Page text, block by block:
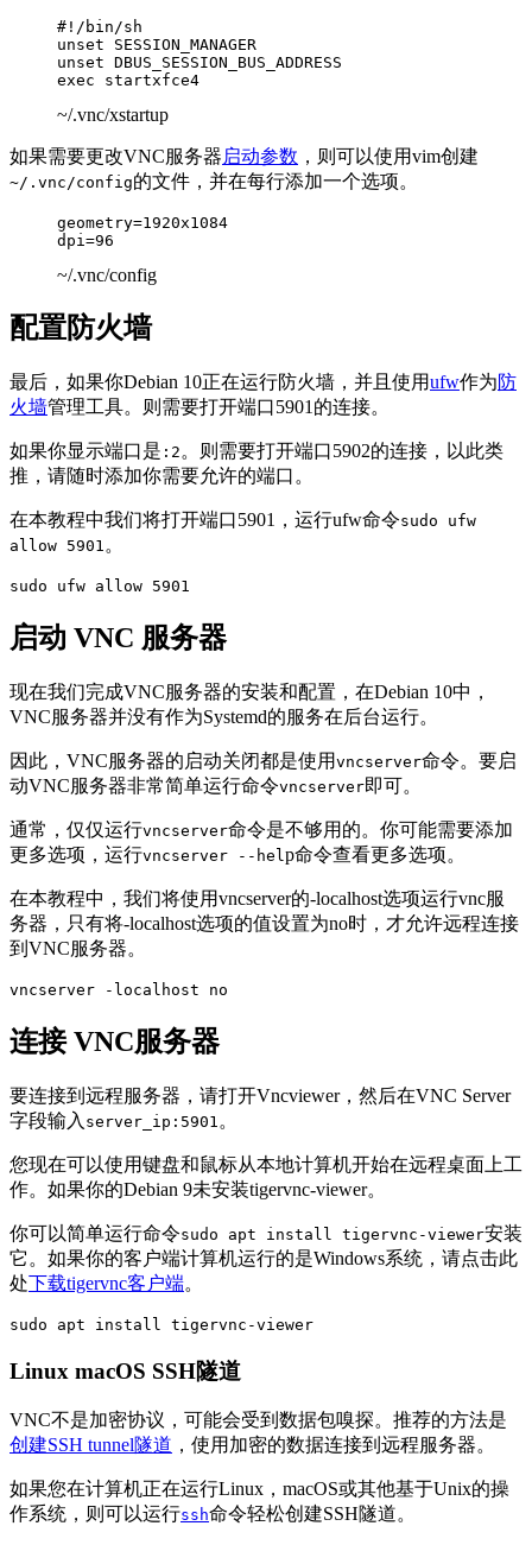
#!/bin/sh
unset SESSION_MANAGER
unset DBUS_SESSION_BUS_ADDRESS
exec startxfce4
~/.vnc/xstartup
如果需要更改VNC服务器 启动参数 ，则可以使用vim创建
~/.vnc/config的文件，并在每行添加一个选项。
geometry=1920x1084
dpi=96
~/.vnc/config
配置防火墙
最后，如果你Debian 10正在运行防火墙，并且使用ufw作为防
火墙管理工具。则需要打开端口5901的连接。
如果你显示端口是 :2 。则需要打开端口5902的连接，以此类
推，请随时添加你需要允许的端口。
在本教程中我们将打开端口5901，运行ufw命令sudo ufw
allow 5901 。
启动 VNC 服务器
现在我们完成VNC服务器的安装和配置，在Debian 10中，
VNC服务器并没有作为Systemd的服务在后台运行。
因此，VNC服务器的启动关闭都是使用 vncserver命令。要启
动VNC服务器非常简单运行命令vncserver即可。
通常，仅仅运行vncserver命令是不够用的。你可能需要添加
更多选项，运行vncserver --help命令查看更多选项。
在本教程中，我们将使用vncserver的-localhost选项运行vnc服
务器，只有将-localhost选项的值设置为no时，才允许远程连接
到VNC服务器。
vncserver -localhost no
连接 VNC服务器
要连接到远程服务器，请打开Vncviewer，然后在VNC Server
字段输入 server_ip:5901 。
您现在可以使用键盘和鼠标从本地计算机开始在远程桌面上工
作。如果你的Debian 9未安装tigervnc-viewer。
你可以简单运行命令sudo apt install tigervnc-viewer安装
它。如果你的客户端计算机运行的是Windows系统，请点击此
处下载tigervnc客户端。
sudo apt install tigervnc-viewer
Linux macOS SSH隧道
VNC不是加密协议，可能会受到数据包嗅探。推荐的方法是
创建SSH tunnel隧道 ，使用加密的数据连接到远程服务器。
如果您在计算机正在运行Linux，macOS或其他基于Unix的操
作系统，则可以运行ssh命令轻松创建SSH隧道。